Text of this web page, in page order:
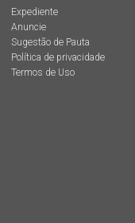
Expediente
Anuncie
Sugestão de Pauta
Política de privacidade
Termos de Uso